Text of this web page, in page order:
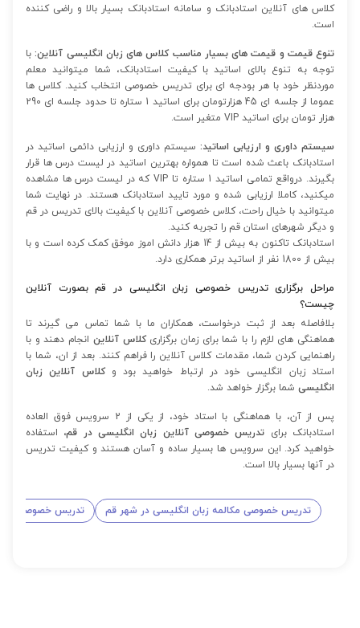
کلاس های آنلاین استادبانک و سامانه استادبانک بسیار بالا و راضی کننده
است.
تنوع قیمت و قیمت های بسیار مناسب کلاس های زبان انگلیسی آنلاین: با
توجه به تنوع بالای اساتید با کیفیت استادبانک، شما میتوانید معلم
موردنظر خود با هر بودجه ای برای تدریس خصوصی انتخاب کنید. کلاس ها
عموما از جلسه ای 45 هزارتومان برای اساتید 1 ستاره تا حدود جلسه ای 290
هزار تومان برای اساتید VIP متغیر است.
سیستم داوری و ارزیابی اساتید: سیستم داوری و ارزیابی دائمی اساتید در
استادبانک باعث شده است تا همواره بهترین اساتید در لیست درس ها قرار
بگیرند. درواقع تمامی اساتید 1 ستاره تا VIP که در لیست درس ها مشاهده
میکنید، کاملا ارزیابی شده و مورد تایید استادبانک هستند. در نهایت شما
میتوانید با خیال راحت، کلاس خصوصی آنلاین با کیفیت بالای تدریس در قم
و دیگر شهرهای استان قم را تجربه کنید.
استادبانک تاکنون به بیش از 14 هزار دانش اموز موفق کمک کرده است و با
بیش از 1800 نفر از اساتید برتر همکاری دارد.
مراحل برگزاری تدریس خصوصی زبان انگلیسی در قم بصورت آنلاین
چیست؟
بلافاصله بعد از ثبت درخواست، همکاران ما با شما تماس می گیرند تا
هماهنگی های لازم را با شما برای زمان برگزاری کلاس آنلاین انجام دهند و با
راهنمایی کردن شما، مقدمات کلاس آنلاین را فراهم کنند. بعد از ان، شما با
استاد زبان انگلیسی خود در ارتباط خواهید بود و کلاس آنلاین زبان
انگلیسی شما برگزار خواهد شد.
پس از آن، با هماهنگی با استاد خود، از یکی از 2 سرویس فوق العاده
استادبانک برای تدریس خصوصی آنلاین زبان انگلیسی در قم، استفاده
خواهید کرد. این سرویس ها بسیار ساده و آسان هستند و کیفیت تدریس
در آنها بسیار بالا است.
تدریس خصوصی مکالمه زبان انگلیسی در شهر قم تدریس خصوصی